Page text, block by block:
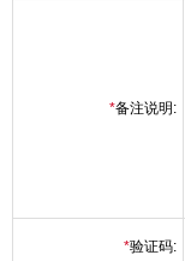
*备注说明:
*验证码: